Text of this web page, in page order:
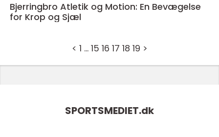
Bjerringbro Atletik og Motion: En Bevægelse
for Krop og Sjæl
< 1 … 15 16 17 18 19 >
SPORTSMEDIET.dk